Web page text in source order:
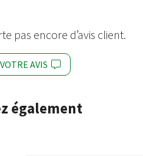
pas encore d’avis client.
AVIS
également